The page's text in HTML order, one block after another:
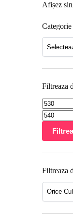
Afișez
Filtreaza
Filtreaza